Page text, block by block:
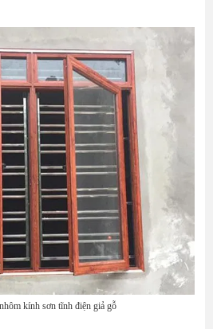
kính sơn tĩnh điện giả gỗ